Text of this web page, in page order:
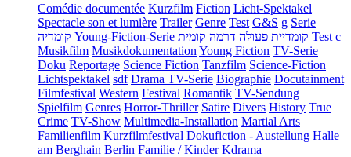
Comédie documentée Kurzfilm Fiction Licht-Spektakel
Spectacle son et lumière Trailer Genre Test G&S g Serie
קומדיה Young-Fiction-Serie קומדיית פעולה דרמה קומית
Test c
Musikfilm Musikdokumentation Young Fiction TV-Serie
Doku Reportage Science Fiction Tanzfilm Science-Fiction
Lichtspektakel sdf Drama TV-Serie Biographie Docutainment
Filmfestival Western Festival Romantik TV-Sendung
Spielfilm Genres Horror-Thriller Satire Divers History True
Crime TV-Show Multimedia-Installation Martial Arts
Familienfilm Kurzfilmfestival Dokufiction - Austellung Halle
am Berghain Berlin Familie / Kinder Kdrama